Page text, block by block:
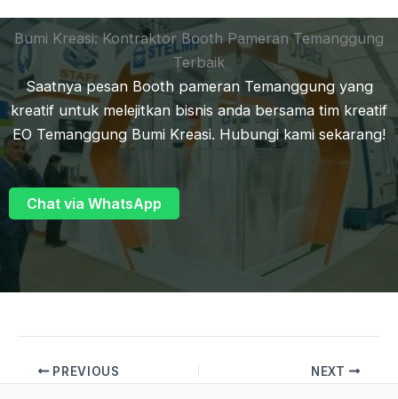
Bumi Kreasi: Kontraktor Booth Pameran Temanggung
Terbaik
Saatnya pesan Booth pameran Temanggung yang
kreatif untuk melejitkan bisnis anda bersama tim kreatif
EO Temanggung Bumi Kreasi. Hubungi kami sekarang!
Chat via WhatsApp
PREVIOUS NEXT